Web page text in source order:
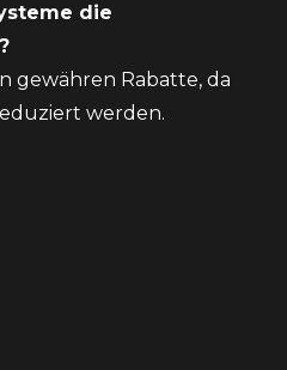
die
gewähren Rabatte, da
werden.